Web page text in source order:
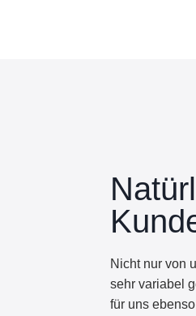
Nicht nur von
sehr variabel
für uns